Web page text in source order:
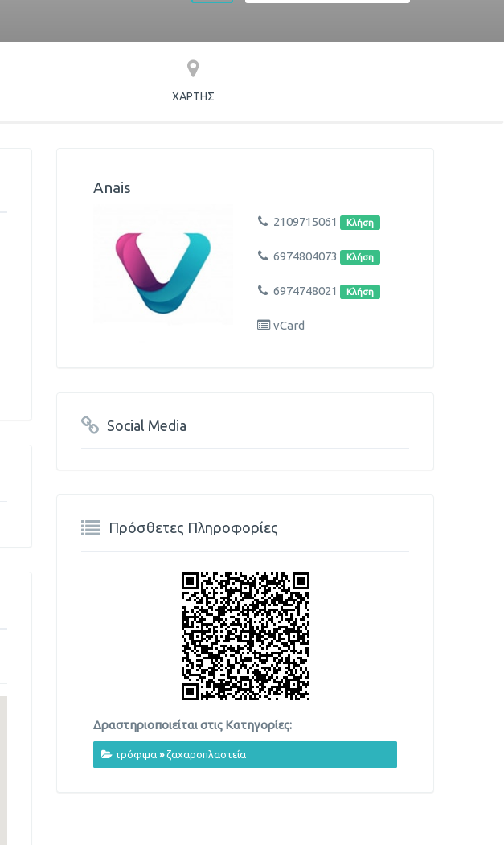
ΧΆΡΤΗΣ
Anais
2109715061 Κλήση
6974804073 Κλήση
6974748021 Κλήση
vCard
Social Media
Πρόσθετες Πληροφορίες
Δραστηριοποιείται στις Κατηγορίες:
τρόφιμα »ζαχαροπλαστεία